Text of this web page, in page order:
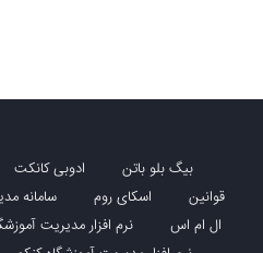
بیگ بلو باتن ادوبی کانکت
قوانین
اسکای روم
سامانه
ال ام اس
نرم افزار مدیریت